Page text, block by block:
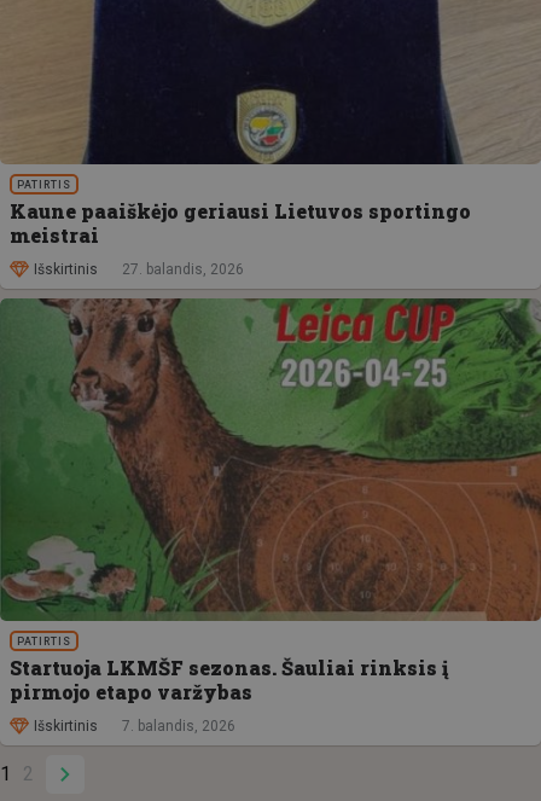
PATIRTIS
Kaune paaiškėjo geriausi Lietuvos sportingo
meistrai
Išskirtinis 27. balandis, 2026
PATIRTIS
Startuoja LKMŠF sezonas. Šauliai rinksis į
pirmojo etapo varžybas
Išskirtinis 7. balandis, 2026
1 2